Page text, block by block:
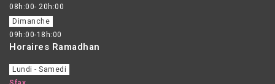
08h:00- 20h:00
Dimanche
09h:00-18h:00
Horaires Ramadhan
Lundi - Samedi